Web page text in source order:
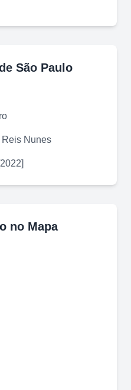
São Paulo
Nunes
no Mapa